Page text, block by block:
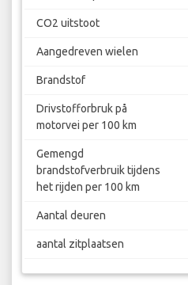
CO2 uitstoot
Aangedreven wielen
Brandstof
Drivstofforbruk på
motorvei per 100 km
Gemengd
brandstofverbruik tijdens
het rijden per 100 km
Aantal deuren
aantal zitplaatsen